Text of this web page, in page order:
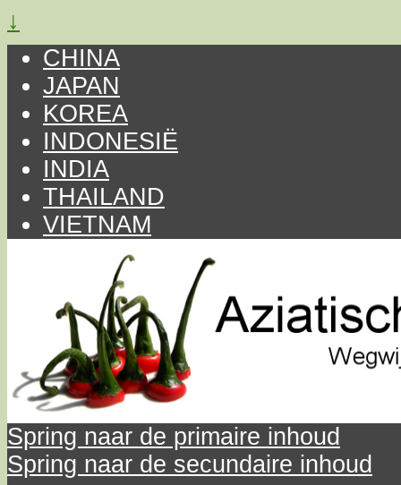
↓
CHINA
JAPAN
KOREA
INDONESIË
INDIA
THAILAND
VIETNAM
Spring naar de primaire inhoud
Spring naar de secundaire inhoud